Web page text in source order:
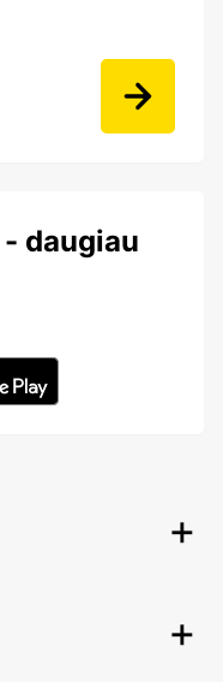
daugiau